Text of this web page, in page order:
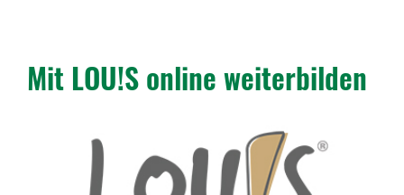
Mit LOU!S online weiter­bilden